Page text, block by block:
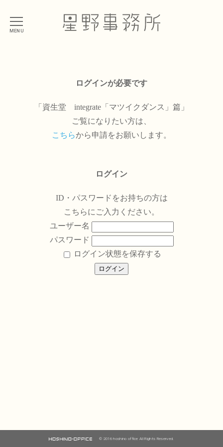
ログインが必要です
「資生堂 integrate「マツイクダンス」篇」
ご覧になりたい方は、
こちらから申請をお願いします。
ログイン
ID・パスワードをお持ちの方は
こちらにご入力ください。
ユーザー名
パスワード
ログイン状態を保存する
© 2016 hoshino office All Rights Reserved.
MENU